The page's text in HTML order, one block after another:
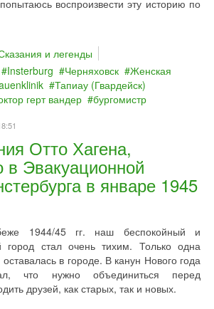
воспроизвести эту историю по
и легенды
Insterburg Черняховск
Женская
Тапиау (Гвардейск)
герт вандер бургомистр
Отто Хагена,
в Эвакуационной
в январе 1945
1944/45 гг. наш беспокойный и
город стал очень тихим. Только одна
в городе. В канун Нового года
что нужно объединиться перед
друзей, как старых, так и новых.